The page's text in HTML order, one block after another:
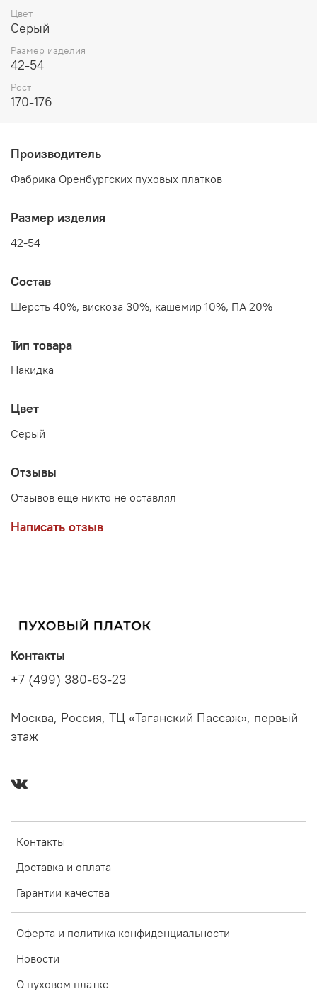
Цвет
Серый
Размер изделия
42-54
Рост
170-176
Производитель
Фабрика Оренбургских пуховых платков
Размер изделия
42-54
Состав
Шерсть 40%, вискоза 30%, кашемир 10%, ПА 20%
Тип товара
Накидка
Цвет
Серый
Отзывы
Отзывов еще никто не оставлял
Написать отзыв
Контакты
Доставка и оплата
Гарантии качества
Оферта и политика конфиденциальности
Новости
О пуховом платке
Контакты
+7 (499) 380-63-23
Москва, Россия, ТЦ «Таганский Пассаж», первый
этаж